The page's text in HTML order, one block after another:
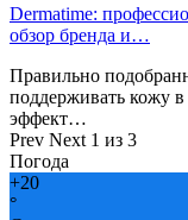
Dermatime:
обзор бренда и…
Правильно
поддерживать кожу
эффект…
Prev Next 1 из 3
Погода
+20
°